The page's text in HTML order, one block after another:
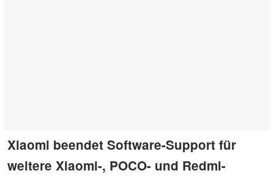
Xiaomi beendet Software-Support für
weitere Xiaomi-, POCO- und Redmi-